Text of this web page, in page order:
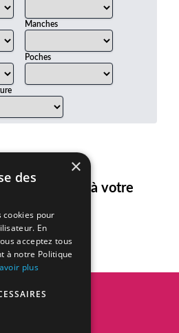
Manches
Poches
correspond à votre
×
des
cookies pour
En
acceptez tous
à notre Politique
plus